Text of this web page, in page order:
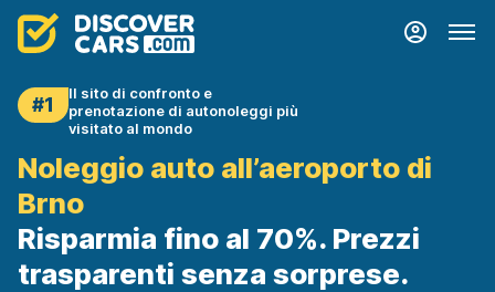
#1
Il sito di confronto e
prenotazione di autonoleggi più
visitato al mondo
Noleggio auto all’aeroporto di
Brno
Risparmia fino al 70%. Prezzi
trasparenti senza sorprese.